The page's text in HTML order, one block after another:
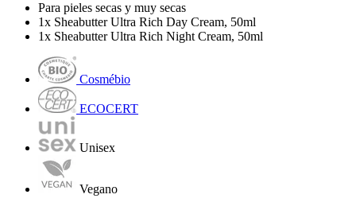
Para pieles secas y muy secas
1x Sheabutter Ultra Rich Day Cream, 50ml
1x Sheabutter Ultra Rich Night Cream, 50ml
Cosmébio
ECOCERT
Unisex
Vegano